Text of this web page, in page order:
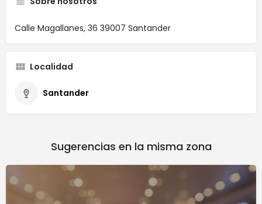
Calle Magallanes, 36 39007 Santander
Localidad
Santander
Sugerencias en la misma zona